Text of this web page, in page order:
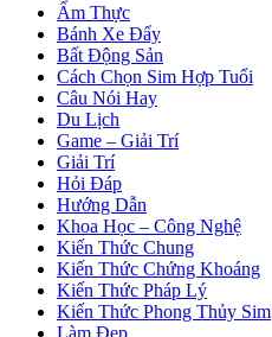
Ẩm Thực
Bánh Xe Đẩy
Bất Động Sản
Cách Chọn Sim Hợp Tuổi
Câu Nói Hay
Du Lịch
Game – Giải Trí
Giải Trí
Hỏi Đáp
Hướng Dẫn
Khoa Học – Công Nghệ
Kiến Thức Chung
Kiến Thức Chứng Khoáng
Kiến Thức Pháp Lý
Kiến Thức Phong Thủy Sim
Làm Đẹp